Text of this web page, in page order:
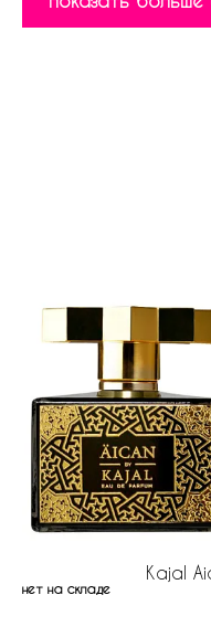
Kajal
нет на складе